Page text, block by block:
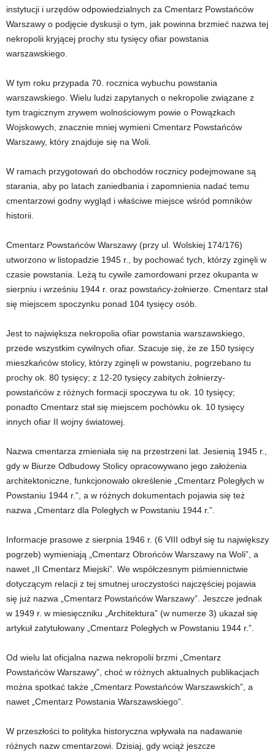
instytucji i urzędów odpowiedzialnych za Cmentarz Powstańców
Warszawy o podjęcie dyskusji o tym, jak powinna brzmieć nazwa tej
nekropolii kryjącej prochy stu tysięcy ofiar powstania
warszawskiego.
W tym roku przypada 70. rocznica wybuchu powstania
warszawskiego. Wielu ludzi zapytanych o nekropolie związane z
tym tragicznym zrywem wolnościowym powie o Powązkach
Wojskowych, znacznie mniej wymieni Cmentarz Powstańców
Warszawy, który znajduje się na Woli.
W ramach przygotowań do obchodów rocznicy podejmowane są
starania, aby po latach zaniedbania i zapomnienia nadać temu
cmentarzowi godny wygląd i właściwe miejsce wśród pomników
historii.
Cmentarz Powstańców Warszawy (przy ul. Wolskiej 174/176)
utworzono w listopadzie 1945 r., by pochować tych, którzy zginęli w
czasie powstania. Leżą tu cywile zamordowani przez okupanta w
sierpniu i wrześniu 1944 r. oraz powstańcy-żołnierze. Cmentarz stał
się miejscem spoczynku ponad 104 tysięcy osób.
Jest to największa nekropolia ofiar powstania warszawskiego,
przede wszystkim cywilnych ofiar. Szacuje się, że ze 150 tysięcy
mieszkańców stolicy, którzy zginęli w powstaniu, pogrzebano tu
prochy ok. 80 tysięcy; z 12-20 tysięcy zabitych żołnierzy-
powstańców z różnych formacji spoczywa tu ok. 10 tysięcy;
ponadto Cmentarz stał się miejscem pochówku ok. 10 tysięcy
innych ofiar II wojny światowej.
Nazwa cmentarza zmieniała się na przestrzeni lat. Jesienią 1945 r.,
gdy w Biurze Odbudowy Stolicy opracowywano jego założenia
architektoniczne, funkcjonowało określenie „Cmentarz Poległych w
Powstaniu 1944 r.”, a w różnych dokumentach pojawia się też
nazwa „Cmentarz dla Poległych w Powstaniu 1944 r.”.
Informacje prasowe z sierpnia 1946 r. (6 VIII odbył się tu największy
pogrzeb) wymieniają „Cmentarz Obrońców Warszawy na Woli”, a
nawet „II Cmentarz Miejski”. We współczesnym piśmiennictwie
dotyczącym relacji z tej smutnej uroczystości najczęściej pojawia
się już nazwa „Cmentarz Powstańców Warszawy”. Jeszcze jednak
w 1949 r. w miesięczniku „Architektura” (w numerze 3) ukazał się
artykuł zatytułowany „Cmentarz Poległych w Powstaniu 1944 r.”.
Od wielu lat oficjalna nazwa nekropolii brzmi „Cmentarz
Powstańców Warszawy”, choć w różnych aktualnych publikacjach
można spotkać także „Cmentarz Powstańców Warszawskich”, a
nawet „Cmentarz Powstania Warszawskiego”.
W przeszłości to polityka historyczna wpływała na nadawanie
różnych nazw cmentarzowi. Dzisiaj, gdy wciąż jeszcze